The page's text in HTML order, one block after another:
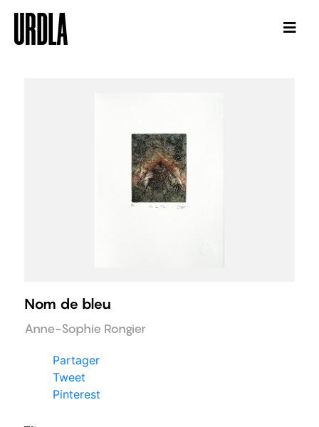
Nom de bleu
Anne-Sophie Rongier
Partager
Tweet
Pinterest